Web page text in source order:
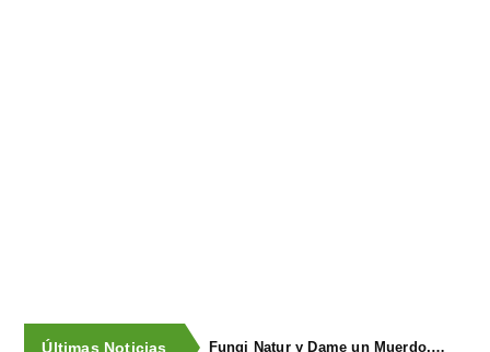
Últimas Noticias Fungi Natur y Dame un Muerdo, premios a los mejores estands de la Feria Agroalimentaria de Productos Ecológicos